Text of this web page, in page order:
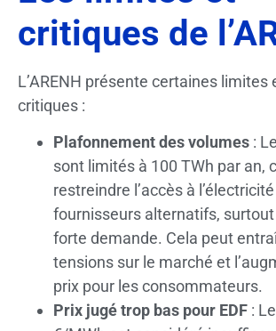
critiques de
L’ARENH présente certaines limites
critiques :
Plafonnement des volumes :
sont limités à 100 TWh par an,
restreindre l’accès à
fournisseurs alternatifs,
forte demande. Cela peut
tensions sur le marché et
prix pour les consommateurs.
Prix jugé trop bas pour EDF :